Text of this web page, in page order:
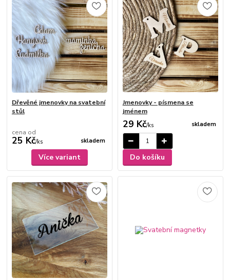
Dřevěné jmenovky na svatební
stůl
cena od
25 Kč/ks skladem
Více variant
Jmenovky - písmena se
jménem
29 Kč/ks skladem
Do košíku